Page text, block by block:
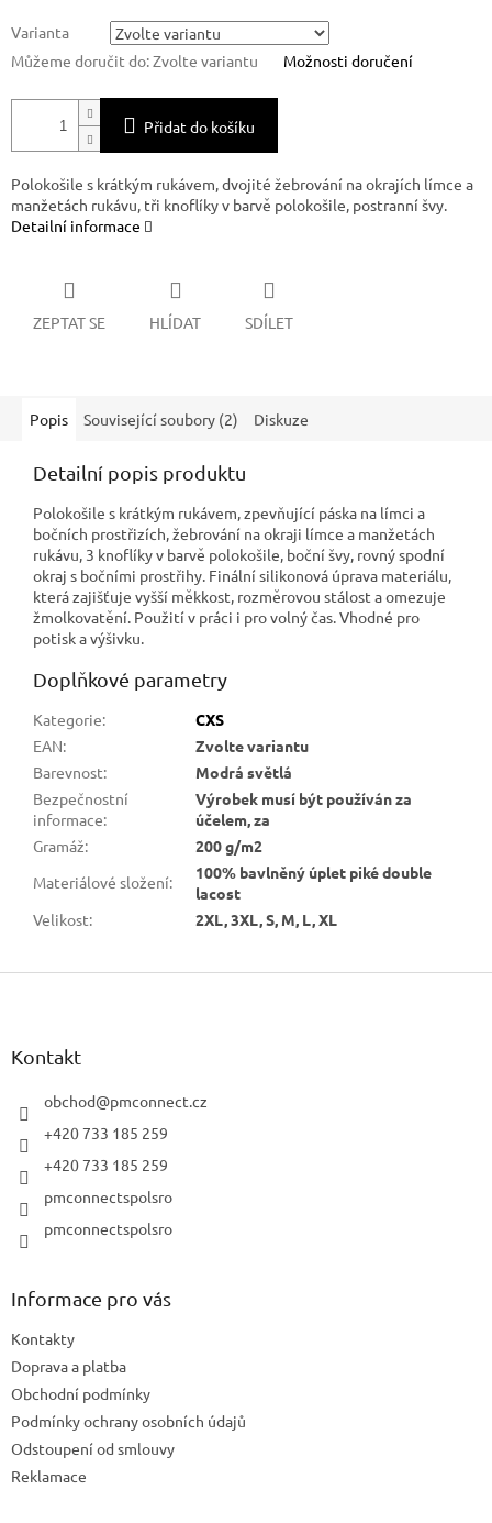
Varianta
Můžeme doručit do:Zvolte variantu Možnosti doručení
Přidat do košíku
Polokošile s krátkým rukávem, dvojité žebrování na okrajích límce a
manžetách rukávu, tři knoflíky v barvě polokošile, postranní švy.
Detailní informace
ZEPTAT SE HLÍDAT SDÍLET
Popis Související soubory (2) Diskuze
Detailní popis produktu
Polokošile s krátkým rukávem, zpevňující páska na límci a
bočních prostřizích, žebrování na okraji límce a manžetách
rukávu, 3 knoflíky v barvě polokošile, boční švy, rovný spodní
okraj s bočními prostřihy. Finální silikonová úprava materiálu,
která zajišťuje vyšší měkkost, rozměrovou stálost a omezuje
žmolkovatění. Použití v práci i pro volný čas. Vhodné pro
potisk a výšivku.
Doplňkové parametry
Kategorie:
CXS
EAN:
Zvolte variantu
Barevnost:
Modrá světlá
Bezpečnostní
informace:
Výrobek musí být používán za
účelem, za
Gramáž:
200 g/m2
Materiálové složení:
100% bavlněný úplet piké double
lacost
Velikost: 2XL, 3XL, S, M, L, XL
Z
Kontakt
obchod@pmconnect.cz
+420 733 185 259
+420 733 185 259
pmconnectspolsro
pmconnectspolsro
Informace pro vás
Kontakty
Doprava a platba
Obchodní podmínky
Podmínky ochrany osobních údajů
Odstoupení od smlouvy
Reklamace